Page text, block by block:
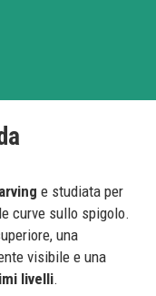
e studiata per
curve sullo spigolo.
una
visibile e una
livelli.